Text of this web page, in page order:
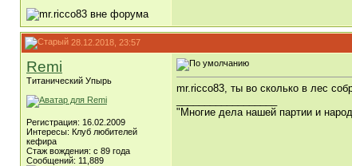
28.12.2018, 23:57
Remi
Титанический Упырь
Регистрация: 16.02.2009
Интересы: Клуб любителей
кефира
Стаж вождения: с 89 года
Сообщений: 11,889
mr.ricco83, ты во сколько в лес
"Многие дела нашей партии и